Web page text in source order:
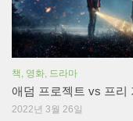
책, 영화, 드라마
애덤 프로젝트 vs 프리
2022년 3월 26일